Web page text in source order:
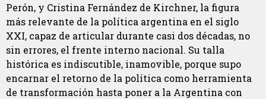
Perón, y Cristina Fernández de Kirchner, la figura
más relevante de la política argentina en el siglo
XXI, capaz de articular durante casi dos décadas, no
sin errores, el frente interno nacional. Su talla
histórica es indiscutible, inamovible, porque supo
encarnar el retorno de la política como herramienta
de transformación hasta poner a la Argentina con